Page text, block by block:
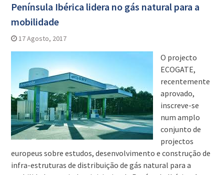
Península Ibérica lidera no gás natural para a
mobilidade
17 Agosto, 2017
O projecto
ECOGATE,
recentemente
aprovado,
inscreve-se
num amplo
conjunto de
projectos
europeus sobre estudos, desenvolvimento e construção de
infra-estruturas de distribuição de gás natural para a